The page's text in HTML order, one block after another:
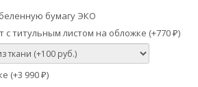
бумагу ЭКО
с титульным листом на обложке (+770 ₽)
(+3 990 ₽)